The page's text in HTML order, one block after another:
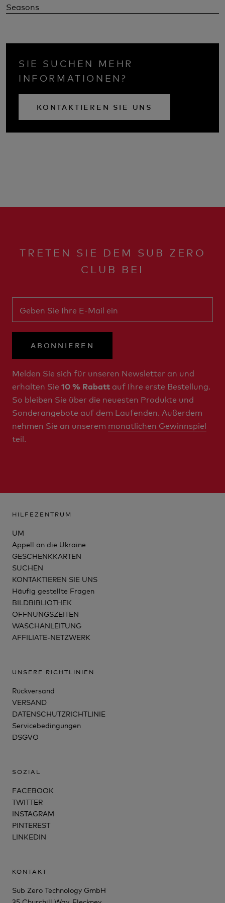
Seasons
SIE SUCHEN MEHR
INFORMATIONEN?
KONTAKTIEREN SIE UNS
TRETEN SIE DEM SUB ZERO
CLUB BEI
ABONNIEREN
Melden Sie sich für unseren Newsletter an und
erhalten Sie 10 % Rabatt auf Ihre erste Bestellung.
So bleiben Sie über die neuesten Produkte und
Sonderangebote auf dem Laufenden. Außerdem
nehmen Sie an unserem monatlichen Gewinnspiel
teil.
HILFEZENTRUM
UM
Appell an die Ukraine
GESCHENKKARTEN
SUCHEN
KONTAKTIEREN SIE UNS
Häufig gestellte Fragen
BILDBIBLIOTHEK
ÖFFNUNGSZEITEN
WASCHANLEITUNG
AFFILIATE-NETZWERK
UNSERE RICHTLINIEN
Rückversand
VERSAND
DATENSCHUTZRICHTLINIE
Servicebedingungen
DSGVO
SOZIAL
FACEBOOK
TWITTER
INSTAGRAM
PINTEREST
LINKEDIN
KONTAKT
Sub Zero Technology GmbH